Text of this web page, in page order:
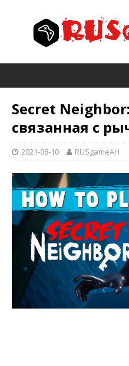
Secret
связанная с
2021-08-10 RUSgameAH